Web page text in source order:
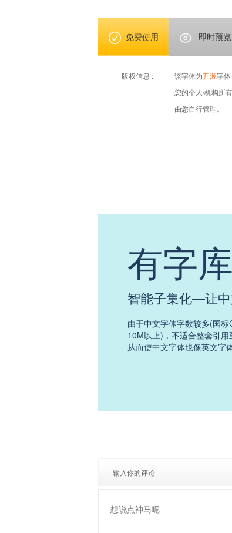
免费使用 即时预览
版权信息 : 该字体为开源字
您的个人/机构所
由您自行管理。
有字
智能子集化—让
由于中文字体字数较多(国
10M以上)，不适合整套引
从而使中文字体也像英文字
输入你的评论